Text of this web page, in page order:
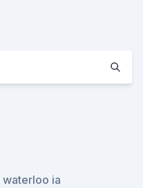
ia